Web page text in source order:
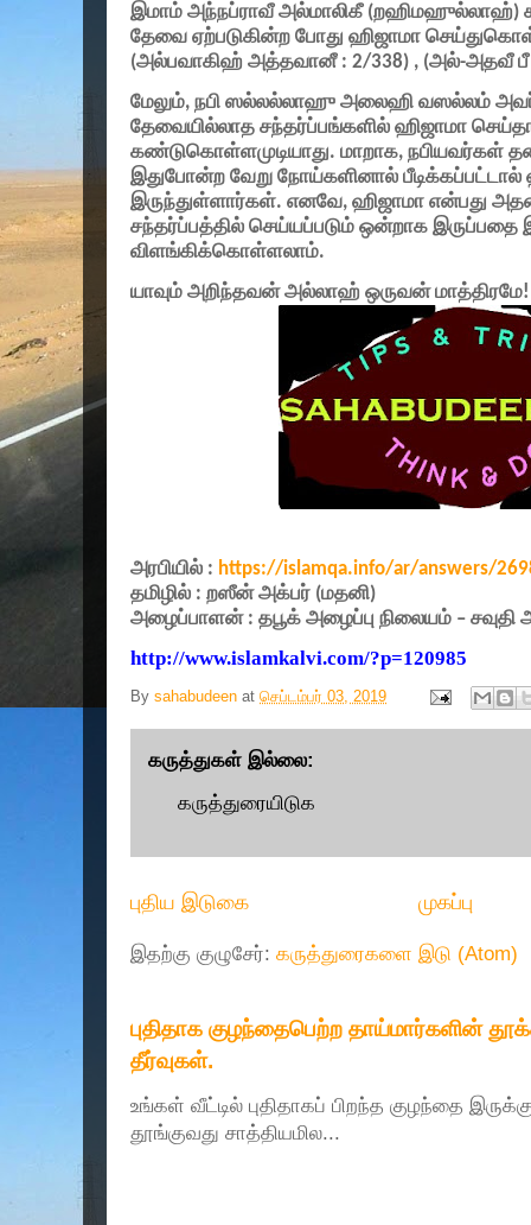
இமாம் அந்நப்ராவீ அல்மாலிகீ(றஹிமஹுல்லாஹ்)
தேவை ஏற்படுகின்ற போது ஹிஜாமா
(அல்பவாகிஹ் அத்தவானீ : 2/338) , (அல்-அதவீ பீ
மேலும், நபி ஸல்லல்லாஹு அலைஹி வஸல்லம்
தேவையில்லாத சந்தர்ப்பங்களில் ஹிஜாமா
கண்டுகொள்ளமுடியாது. மாறாக, நபியவர்கள்
இதுபோன்ற வேறு நோய்களினால்
இருந்துள்ளார்கள். எனவே, ஹிஜாமா என்பது
சந்தர்ப்பத்தில் செய்யப்படும் ஒன்றாக இருப்பதை
விளங்கிக்கொள்ளலாம்.
யாவும் அறிந்தவன் அல்லாஹ் ஒருவன் மாத்திரமே!
அரபியில் : https://islamqa.info/ar/answers/
தமிழில் : றஸீன் அக்பர் (மதனி)
அழைப்பாளன் : தபூக் அழைப்பு நிலையம் – சவுதி
http://www.islamkalvi.com/?p=120985
By sahabudeen at செப்டம்பர் 03, 2019
கருத்துகள் இல்லை:
கருத்துரையிடுக
புதிய இடுகை முகப்பு
இதற்கு குழுசேர்: கருத்துரைகளை இடு (Atom)
புதிதாக குழந்தைபெற்ற தாய்மார்களின்
தீர்வுகள்.
உங்கள் வீட்டில் புதிதாகப் பிறந்த குழந்தை
தூங்குவது சாத்தியமில...